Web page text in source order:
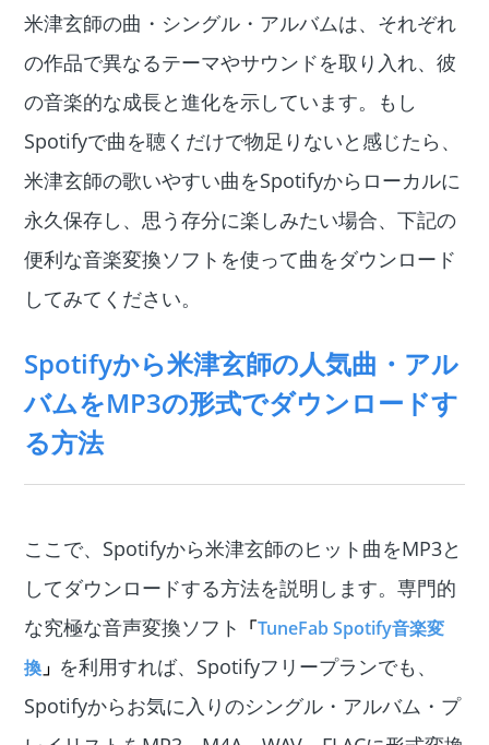
米津玄師の曲・シングル・アルバムは、それぞれ
の作品で異なるテーマやサウンドを取り入れ、彼
の音楽的な成長と進化を示しています。もし
Spotifyで曲を聴くだけで物足りないと感じたら、
米津玄師の歌いやすい曲をSpotifyからローカルに
永久保存し、思う存分に楽しみたい場合、下記の
便利な音楽変換ソフトを使って曲をダウンロード
してみてください。
Spotifyから米津玄師の人気曲・アル
バムをMP3の形式でダウンロードす
る方法
ここで、Spotifyから米津玄師のヒット曲をMP3と
してダウンロードする方法を説明します。専門的
な究極な音声変換ソフト 「TuneFab Spotify音楽変
換 」 を利用すれば、Spotifyフリープランでも、
Spotifyからお気に入りのシングル・アルバム・プ